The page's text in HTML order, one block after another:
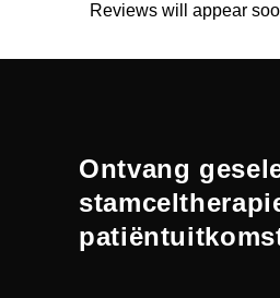
Reviews will appear
Ontvang